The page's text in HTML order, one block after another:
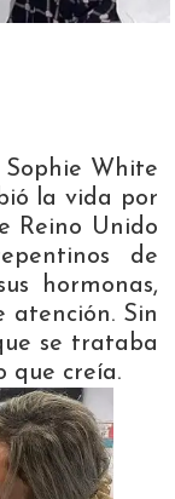
White
la vida por
Reino Unido
de
hormonas,
atención. Sin
se trataba
que creía.